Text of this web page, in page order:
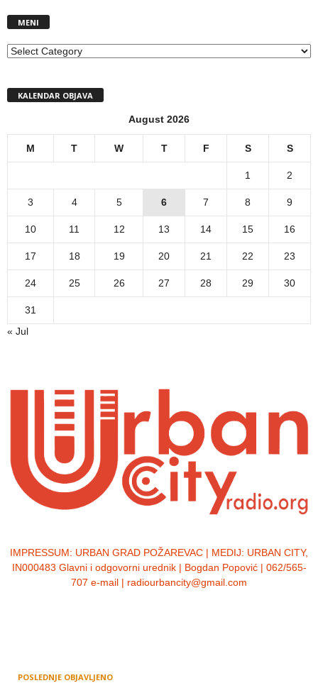
MENI
MENI
KALENDAR OBJAVA
August 2026
M T W T F S S
1 2
3 4 5 6 7 8 9
10 11 12 13 14 15 16
17 18 19 20 21 22 23
24 25 26 27 28 29 30
31
« Jul
IMPRESSUM: URBAN GRAD POŽAREVAC | MEDIJ: URBAN CITY,
IN000483 Glavni i odgovorni urednik | Bogdan Popović | 062/565-
707 e-mail | radiourbancity@gmail.com
POSLEDNJE OBJAVLJENO